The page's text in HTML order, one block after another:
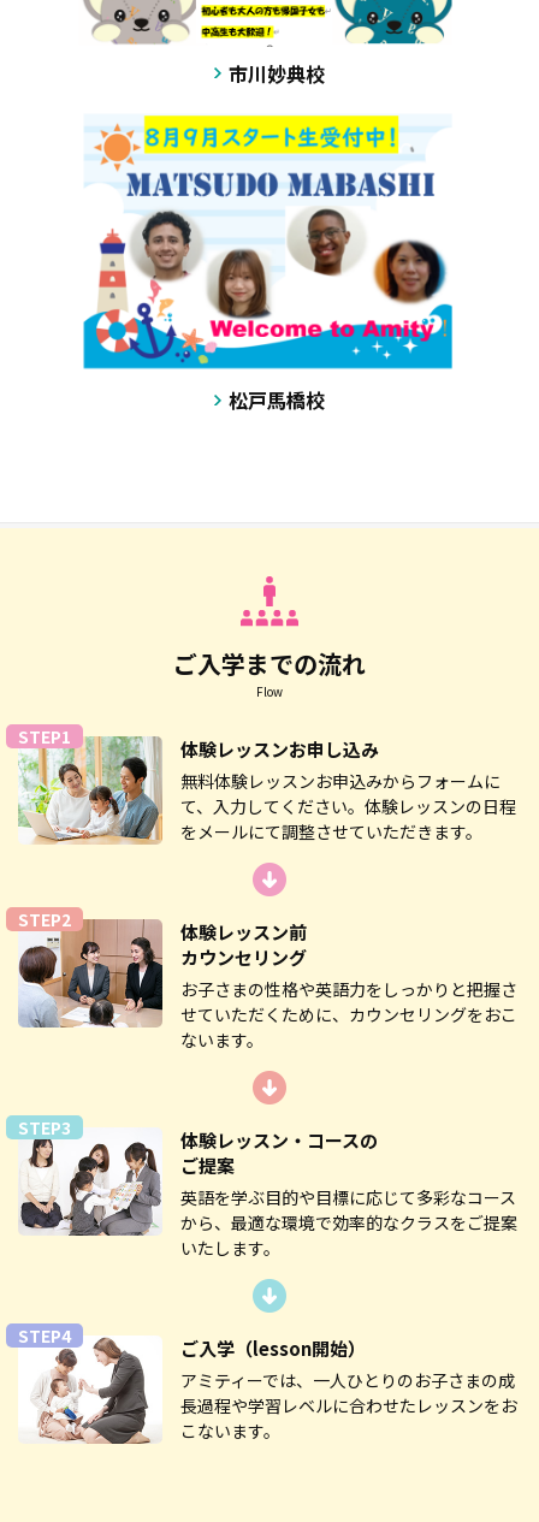
市川妙典校
松戸馬橋校
ご入学までの流れ
Flow
STEP1 体験レッスンお申し込み
無料体験レッスンお申込みからフォームに
て、入力してください。体験レッスンの日程
をメールにて調整させていただきます。
STEP2
体験レッスン前
カウンセリング
お子さまの性格や英語力をしっかりと把握さ
せていただくために、カウンセリングをおこ
ないます。
STEP3
体験レッスン・コースの
ご提案
英語を学ぶ目的や目標に応じて多彩なコース
から、最適な環境で効率的なクラスをご提案
いたします。
STEP4 ご入学 （lesson開始）
アミティーでは、一人ひとりのお子さまの成
長過程や学習レベルに合わせたレッスンをお
こないます。